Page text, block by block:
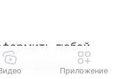
любой
Дверцы сПриложение